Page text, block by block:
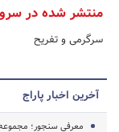
منتشر شده در
سرگرمی و تفریح
آخرین اخبار پاراج
معرفی سنجور؛